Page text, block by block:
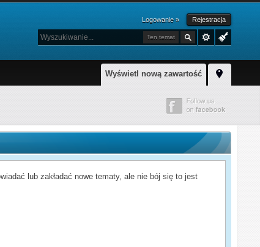
Logowanie » Rejestracja
Ten temat
Wyświetl nową zawartość
lub zakładać nowe tematy, ale nie bój się to jest